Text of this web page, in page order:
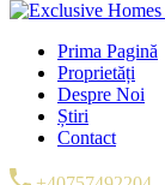
Prima Pagină
Proprietăți
Despre Noi
Știri
Contact